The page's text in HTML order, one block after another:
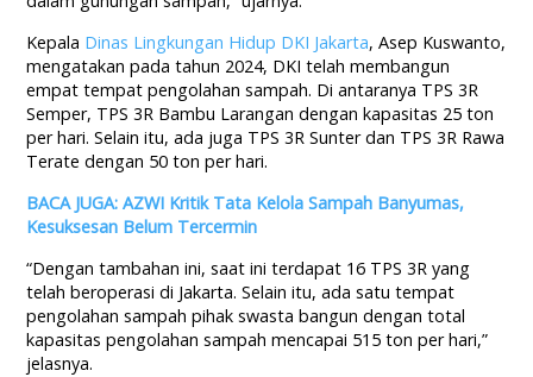
Kepala Dinas Lingkungan Hidup DKI Jakarta, Asep Kuswanto,
mengatakan pada tahun 2024, DKI telah membangun
empat tempat pengolahan sampah. Di antaranya TPS 3R
Semper, TPS 3R Bambu Larangan dengan kapasitas 25 ton
per hari. Selain itu, ada juga TPS 3R Sunter dan TPS 3R Rawa
Terate dengan 50 ton per hari.
BACA JUGA: AZWI Kritik Tata Kelola Sampah Banyumas,
Kesuksesan Belum Tercermin
“Dengan tambahan ini, saat ini terdapat 16 TPS 3R yang
telah beroperasi di Jakarta. Selain itu, ada satu tempat
pengolahan sampah pihak swasta bangun dengan total
kapasitas pengolahan sampah mencapai 515 ton per hari,”
jelasnya.